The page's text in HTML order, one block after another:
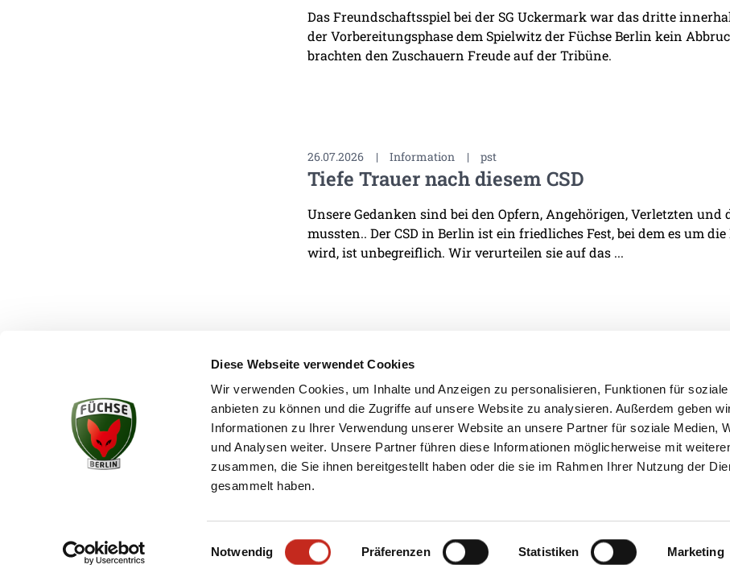
Diese Webseite verwendet Cookies
Wir verwenden Cookies, um Inhalte und Anzeigen zu personalisieren, Funktionen für
anbieten zu können und die Zugriffe auf unsere Website zu analysieren. Außerdem geben
Informationen zu Ihrer Verwendung unserer Website an unsere Partner für soziale Medien,
und Analysen weiter. Unsere Partner führen diese Informationen möglicherweise mit
zusammen, die Sie ihnen bereitgestellt haben oder die sie im Rahmen Ihrer Nutzung der
gesammelt haben.
Einwilligungsauswahl
Notwendig Präferenzen Statistiken Marketing
Das Freundschaftsspiel bei der SG Uckermark war das dritte
der Vorbereitungsphase dem Spielwitz der Füchse Berlin kein
brachten den Zuschauern Freude auf der Tribüne.
26.07.2026 | Information | pst
Tiefe Trauer nach diesem CSD
Unsere Gedanken sind bei den Opfern, Angehörigen, Verletzten
mussten.. Der CSD in Berlin ist ein friedliches Fest, bei dem es um
wird, ist unbegreiflich. Wir verurteilen sie auf das ...
KONTAKT IMPRESSUM DATENSCHUTZ